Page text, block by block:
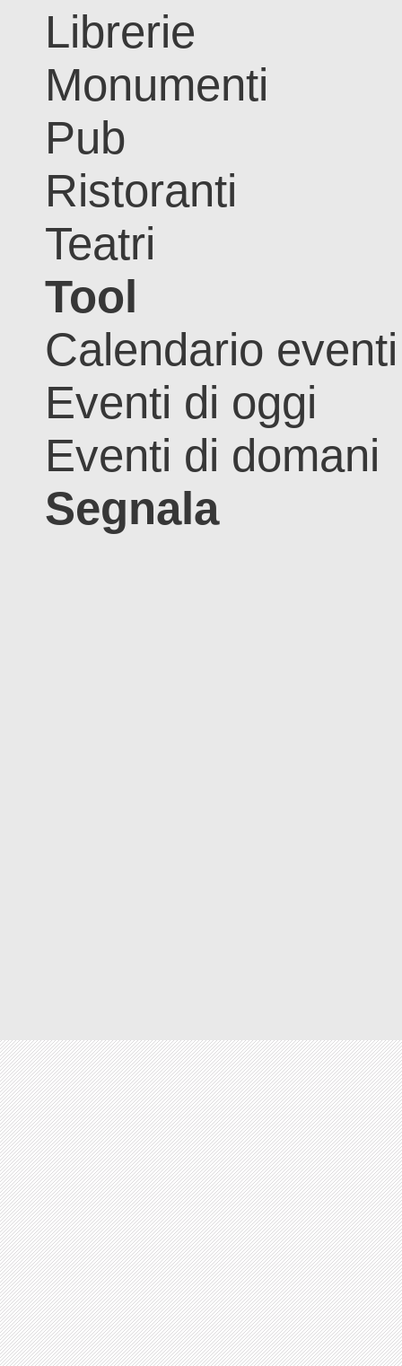
Librerie
Monumenti
Pub
Ristoranti
Teatri
Tool
Calendario eventi
Eventi di oggi
Eventi di domani
Segnala